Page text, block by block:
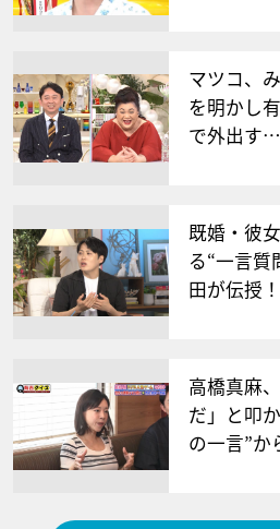
マツコ、
を明かし
で外出す…
既婚・彼
る“一言質
田が伝授
高橋真麻
だ」と叩
の一言”